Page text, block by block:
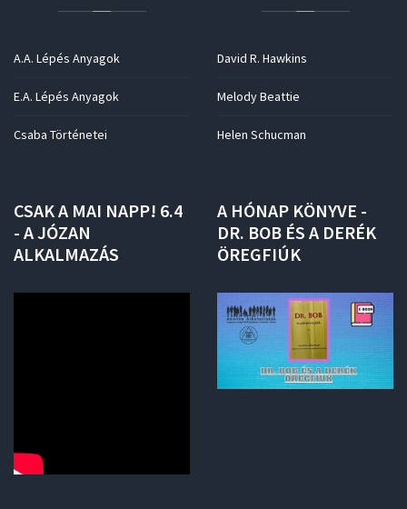
A.A. Lépés Anyagok
E.A. Lépés Anyagok
Csaba Történetei
David R. Hawkins
Melody Beattie
Helen Schucman
CSAKA MAI NAPP! 6.4
- AJÓZAN
ALKALMAZÁS
A HÓNAP KÖNYVE -
DR. BOB ÉS A DERÉK
ÖREGFIÚK